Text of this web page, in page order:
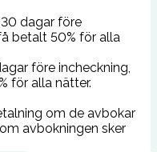
dagar före
betalt 50% för alla
före incheckning,
för alla nätter.
om de avbokar
avbokningen sker